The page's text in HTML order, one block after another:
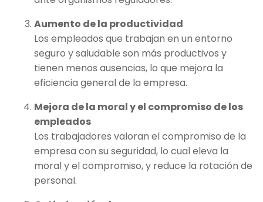
Aumento de la productividad
Los empleados que trabajan en un entorno
seguro y saludable son más productivos y
tienen menos ausencias, lo que mejora la
eficiencia general de la empresa.
Mejora de la moral y el compromiso de los
empleados
Los trabajadores valoran el compromiso de la
empresa con su seguridad, lo cual eleva la
moral y el compromiso, y reduce la rotación de
personal.